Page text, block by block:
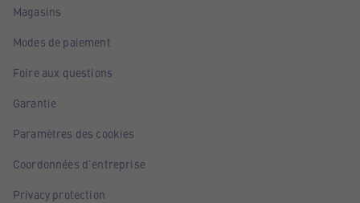
Magasins
Modes de paiement
Foire aux questions
Garantie
Paramètres des cookies
Coordonnées d'entreprise
Privacy protection